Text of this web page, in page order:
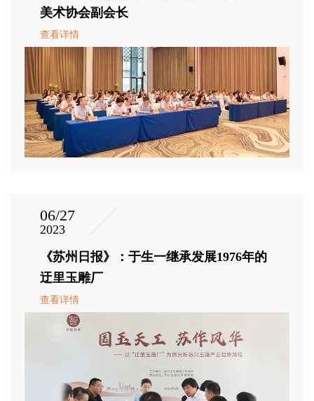
美术协会副会长
查看详情
06/27
2023
《苏州日报》：于生一继承发展1976年的
迂里玉雕厂
查看详情